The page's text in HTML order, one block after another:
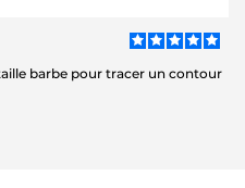
barbe pour tracer un contour